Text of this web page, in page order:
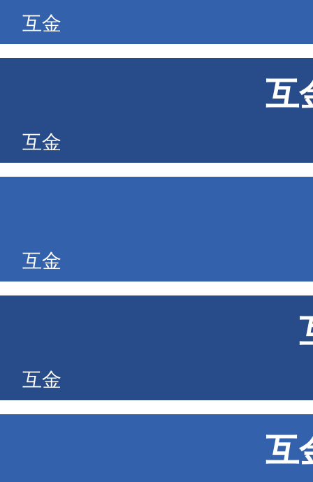
互金
互
互金
互金
互金
互